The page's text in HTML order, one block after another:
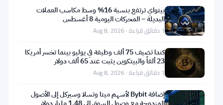
الضجة
على
الإنترنت
حول
سولانا
SOL
)
تتلاشى.
بيتواي ترتفع بنسبة 16% وسط مكاسب العملات
البديلة – المحركات اليومية 8 أغسطس
1 دقائق قراءة · Aug 8, 2026
كندا تضيف 75 ألف وظيفة في يوليو بينما تخسر أمريكا
23 ألفاً والبيتكوين يثبت عند 65 ألف دولار
1 دقائق قراءة · Aug 8, 2026
إضافة Bybit لأسهم ميتا وتسلا وسيركل إلى الأصول